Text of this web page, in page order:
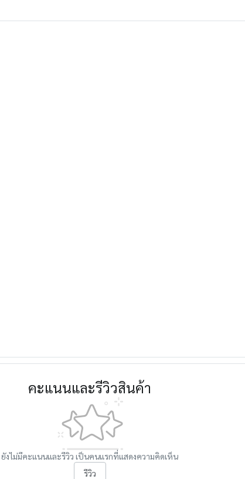
คะแนนและรีวิวสินค้า
ยังไม่มีคะแนนและรีวิว เป็นคนแรกที่แสดงความคิดเห็น
รีวิว